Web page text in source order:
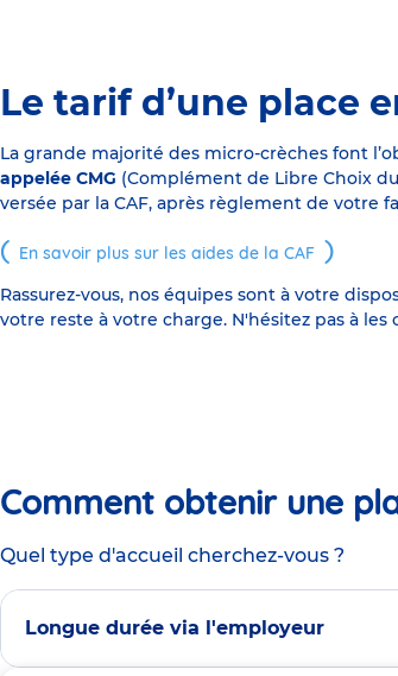
Le tarif d’une place
La grande majorité des micro-crèches font
appelée CMG (Complément de Libre Choix
versée par la CAF, après règlement de votre
En savoir plus sur les aides de la CAF
Rassurez-vous, nos équipes sont à votre
votre reste à votre charge. N'hésitez pas à les
Comment obtenir une
Quel type d'accueil cherchez-vous ?
Longue durée via l'employeur